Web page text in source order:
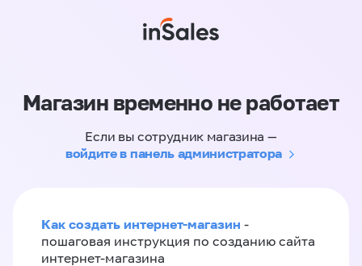
Магазин временно не работает
Если вы сотрудник магазина —
войдите в панель администратора
Как создать интернет-магазин -
пошаговая инструкция по созданию сайта
интернет-магазина